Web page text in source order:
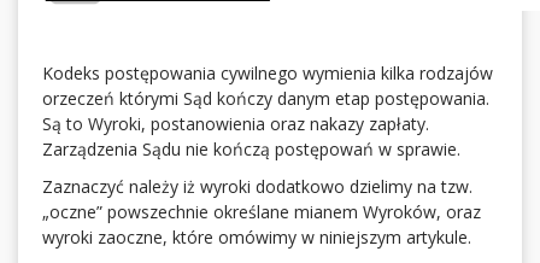
Kodeks postępowania cywilnego wymienia kilka rodzajów
orzeczeń którymi Sąd kończy danym etap postępowania.
Są to Wyroki, postanowienia oraz nakazy zapłaty.
Zarządzenia Sądu nie kończą postępowań w sprawie.
Zaznaczyć należy iż wyroki dodatkowo dzielimy na tzw.
„oczne” powszechnie określane mianem Wyroków, oraz
wyroki zaoczne, które omówimy w niniejszym artykule.